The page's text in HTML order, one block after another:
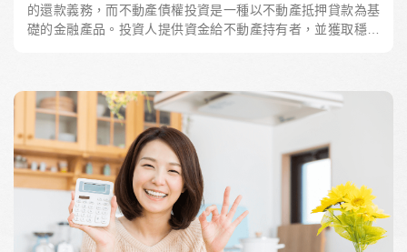
的還款義務，而不動產債權投資是一種以不動產抵押貸款為基
礎的金融產品。投資人提供資金給不動產持有者，並獲取穩定